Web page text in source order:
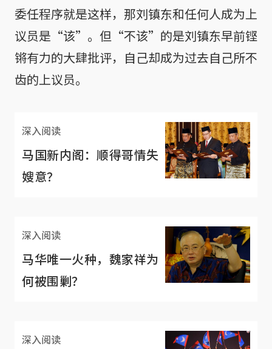
委任程序就是这样，那刘镇东和任何人成为上
议员是“该”。但“不该”的是刘镇东早前铿
锵有力的大肆批评，自己却成为过去自己所不
齿的上议员。
深入阅读
马国新内阁：顺得哥情失
嫂意？
深入阅读
马华唯一火种，魏家祥为
何被围剿？
深入阅读